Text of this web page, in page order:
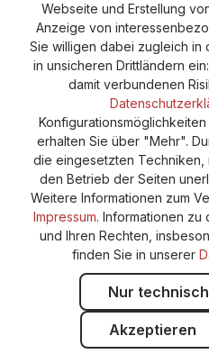
Versand und Zahlung
Cookie-Einstellungen
Webseite und Erstellung
Anzeige von
Sie willigen dabei zugleich in
in unsicheren Drittländern
damit verbundenen
erhalten Sie über "Mehr".
die eingesetzten Techniken,
den Betrieb der Seiten
Weitere Informationen zum
Impressum. Informationen
und Ihren Rechten,
finden Sie in unserer
Nur
Akzeptieren